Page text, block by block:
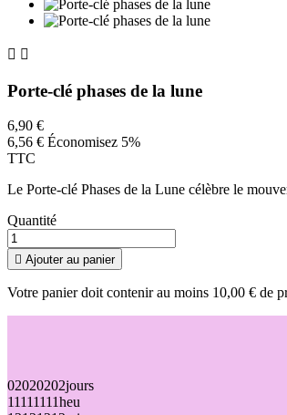
 
Porte-clé phases de la lune
6,90 €
6,56 € Économisez 5%
TTC
Le Porte-clé Phases de la Lune célèbre le
Quantité
 Ajouter au panier
Votre panier doit contenir au moins 10,00 € de
02020202jours
11111111heu